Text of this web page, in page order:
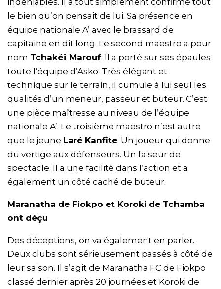
indéniables. Il a tout simplement confirmé tout
le bien qu’on pensait de lui. Sa présence en
équipe nationale A’ avec le brassard de
capitaine en dit long. Le second maestro a pour
nom Tchakéï Marouf. Il a porté sur ses épaules
toute l’équipe d’Asko. Très élégant et
technique sur le terrain, il cumule à lui seul les
qualités d’un meneur, passeur et buteur. C’est
une pièce maîtresse au niveau de l’équipe
nationale A’. Le troisième maestro n’est autre
que le jeune Laré Kanfite. Un joueur qui donne
du vertige aux défenseurs. Un faiseur de
spectacle. Il a une facilité dans l’action et a
également un côté caché de buteur.
Maranatha de Fiokpo et Koroki de Tchamba
ont déçu
Des déceptions, on va également en parler.
Deux clubs sont sérieusement passés à côté de
leur saison. Il s’agit de Maranatha FC de Fiokpo
classé dernier après 20 journées et Koroki de